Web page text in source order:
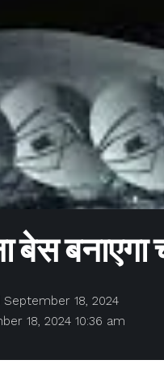
बेस बनाएगा
18, 2024 10:36 am
September 18, 2024